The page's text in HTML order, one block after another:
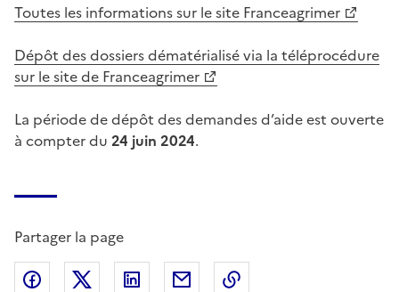
Toutes les informations sur le site Franceagrimer
Dépôt des dossiers dématérialisé via la téléprocédure
sur le site de Franceagrimer
La période de dépôt des demandes d’aide est ouverte
à compter du 24 juin 2024.
Partager la page
Partager sur Facebook
Partager sur X (anciennement Twitter)
Partager sur LinkedIn
Partager par email